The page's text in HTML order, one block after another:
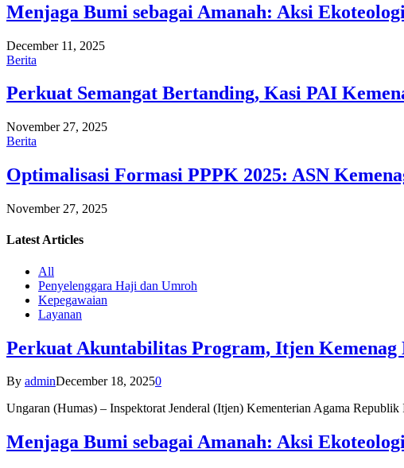
Menjaga Bumi sebagai Amanah: Aksi
December 11, 2025
Berita
Perkuat Semangat Bertanding, Kasi PAI
November 27, 2025
Berita
Optimalisasi Formasi PPPK 2025: ASN
November 27, 2025
Latest Articles
All
Penyelenggara Haji dan Umroh
Kepegawaian
Layanan
Perkuat Akuntabilitas Program, Itjen Kemenag
By adminDecember 18, 20250
Ungaran (Humas) – Inspektorat Jenderal (Itjen) Kementerian Agama
Menjaga Bumi sebagai Amanah: Aksi